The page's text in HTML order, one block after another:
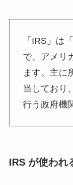
「IRS」は
で、アメリ
ます。主に
当しており
行う政府機
IRS が使われ